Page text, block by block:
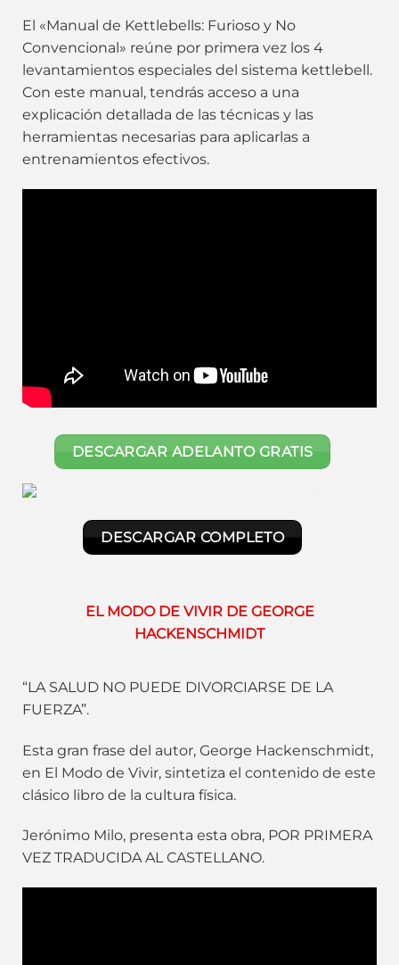
El «Manual de Kettlebells: Furioso y No
Convencional» reúne por primera vez los 4
levantamientos especiales del sistema kettlebell.
Con este manual, tendrás acceso a una
explicación detallada de las técnicas y las
herramientas necesarias para aplicarlas a
entrenamientos efectivos.
DESCARGAR ADELANTO GRATIS
DESCARGAR COMPLETO
EL MODO DE VIVIR DE GEORGE
HACKENSCHMIDT
“LA SALUD NO PUEDE DIVORCIARSE DE LA
FUERZA”.
Esta gran frase del autor, George Hackenschmidt,
en El Modo de Vivir, sintetiza el contenido de este
clásico libro de la cultura física.
Jerónimo Milo, presenta esta obra, POR PRIMERA
VEZ TRADUCIDA AL CASTELLANO.